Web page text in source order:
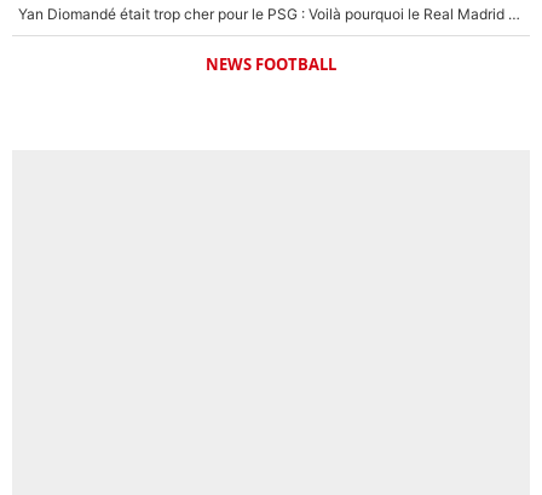
Yan Diomandé était trop cher pour le PSG : Voilà pourquoi le Real Madrid a accepté de payer la somme record de 140M€ pour boucler son transfert !
NEWS FOOTBALL